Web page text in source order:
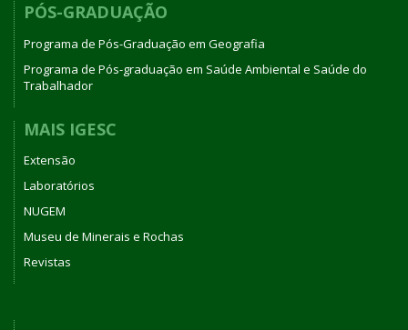
PÓS-GRADUAÇÃO
Programa de Pós-Graduação em Geografia
Programa de Pós-graduação em Saúde Ambiental e Saúde do
Trabalhador
MAIS IGESC
Extensão
Laboratórios
NUGEM
Museu de Minerais e Rochas
Revistas